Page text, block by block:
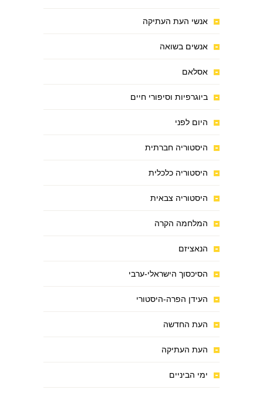
אנשי העת העתיקה
אנשים בשואה
אסלאם
ביוגרפיות וסיפורי חיים
היום לפני
היסטוריה חברתית
היסטוריה כלכלית
היסטוריה צבאית
המלחמה הקרה
הנאציזם
הסיכסוך הישראלי-ערבי
העידן הפרה-היסטורי
העת החדשה
העת העתיקה
ימי הביניים